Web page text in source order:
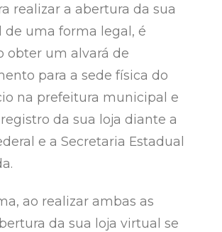
realizar a abertura da sua
de uma forma legal, é
obter um alvará de
para a sede física do
na prefeitura municipal e
da sua loja diante a
e a Secretaria Estadual
ao realizar ambas as
da sua loja virtual se